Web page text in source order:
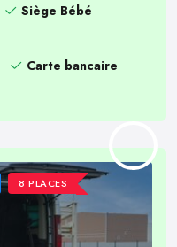
Siège Bébé
Carte bancaire
8 PLACES